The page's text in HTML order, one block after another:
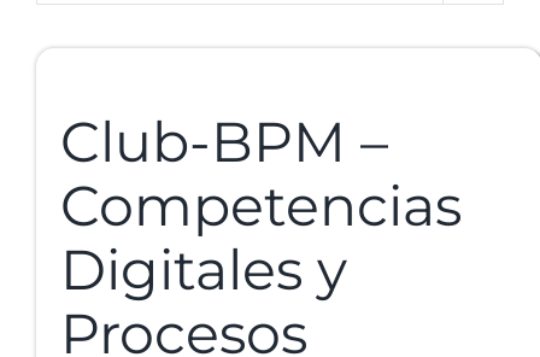
Club-BPM –
Competencias
Digitales y
Procesos